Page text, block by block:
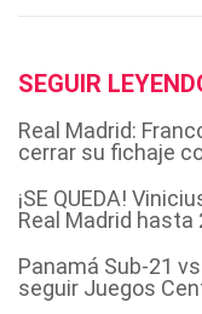
SEGUIR
Real Madrid:
cerrar su fichaje
¡SE QUEDA!
Real Madrid hasta
Panamá Sub-21
seguir Juegos